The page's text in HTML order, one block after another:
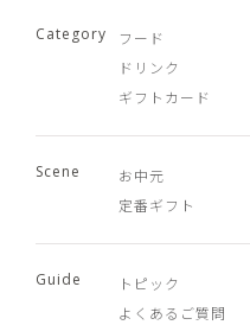
Category フード
ドリンク
ギフトカード
Scene お中元
定番ギフト
Guide トピック
よくあるご質問